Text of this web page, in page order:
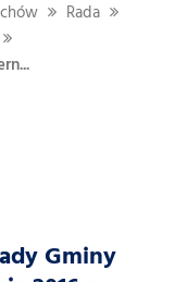
Rada
Gminy